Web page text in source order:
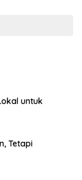
untuk
Tetapi